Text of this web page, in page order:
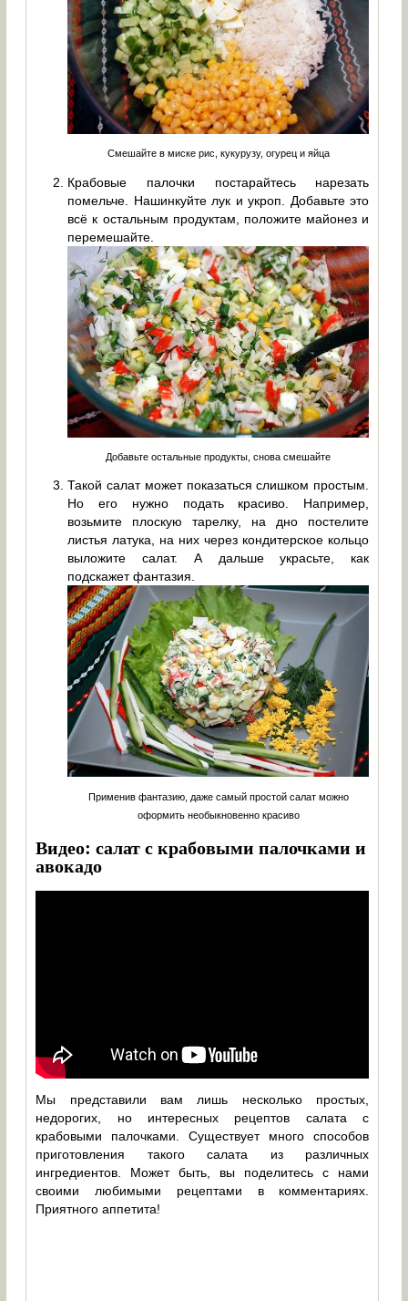
Смешайте в миске рис, кукурузу, огурец и яйца
Крабовые палочки постарайтесь нарезать
помельче. Нашинкуйте лук и укроп. Добавьте это
всё к остальным продуктам, положите майонез и
перемешайте.
Добавьте остальные продукты, снова смешайте
Такой салат может показаться слишком простым.
Но его нужно подать красиво. Например,
возьмите плоскую тарелку, на дно постелите
листья латука, на них через кондитерское кольцо
выложите салат. А дальше украсьте, как
подскажет фантазия.
Применив фантазию, даже самый простой салат можно
оформить необыкновенно красиво
Видео: салат с крабовыми палочками и
авокадо
Мы представили вам лишь несколько простых,
недорогих, но интересных рецептов салата с
крабовыми палочками. Существует много способов
приготовления такого салата из различных
ингредиентов. Может быть, вы поделитесь с нами
своими любимыми рецептами в комментариях.
Приятного аппетита!